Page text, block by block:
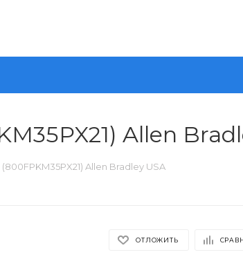
Allen
Allen Bradley USA
ОТЛОЖИТЬ